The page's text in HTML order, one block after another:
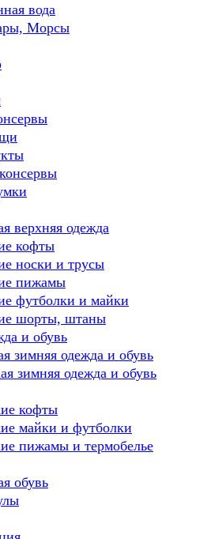
вода
Морсы
верхняя одежда
кофты
носки и трусы
пижамы
футболки и майки
шорты, штаны
и обувь
зимняя одежда и обувь
зимняя одежда и обувь
кофты
майки и футболки
пижамы и термобелье
обувь